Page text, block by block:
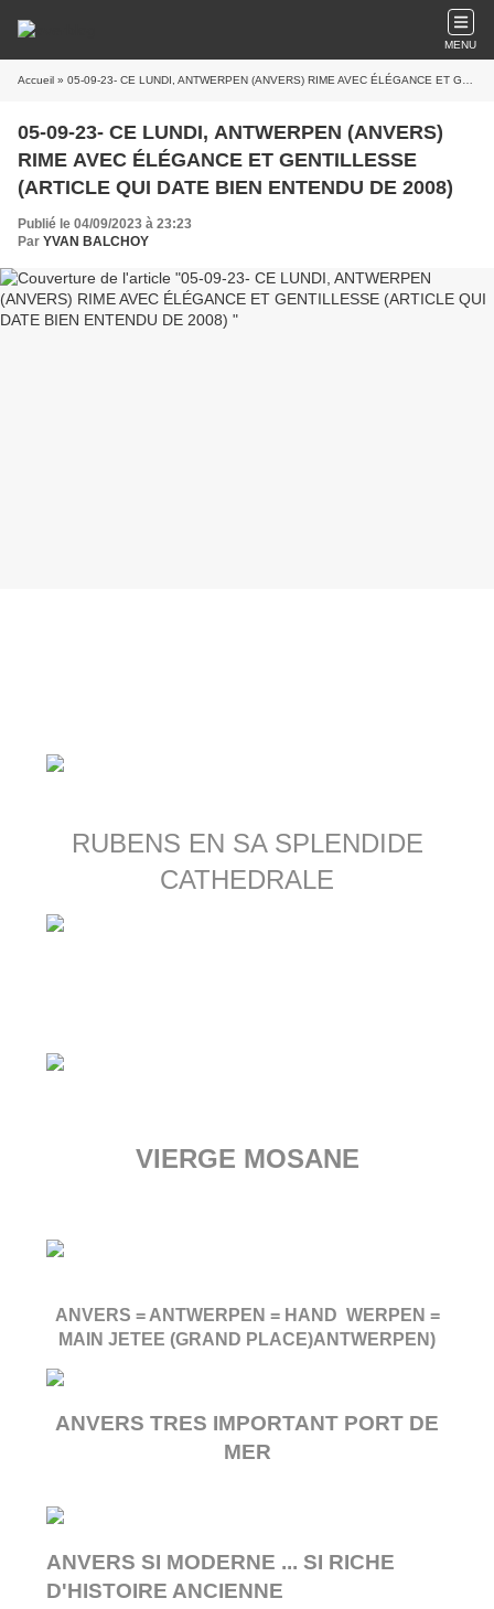
MENU
Accueil » 05-09-23- CE LUNDI, ANTWERPEN (ANVERS) RIME AVEC ÉLÉGANCE ET GENTILLESSE (ARTICLE QUI DATE BIEN ENTENDU DE 2008)
05-09-23- CE LUNDI, ANTWERPEN (ANVERS)
RIME AVEC ÉLÉGANCE ET GENTILLESSE
(ARTICLE QUI DATE BIEN ENTENDU DE 2008)
Publié le 04/09/2023 à 23:23
Par YVAN BALCHOY
RUBENS EN SA SPLENDIDE
CATHEDRALE
VIERGE MOSANE
ANVERS = ANTWERPEN = HAND WERPEN =
MAIN JETEE (GRAND PLACE)ANTWERPEN)
ANVERS TRES IMPORTANT PORT DE
MER
ANVERS SI MODERNE ... SI RICHE
D'HISTOIRE ANCIENNE